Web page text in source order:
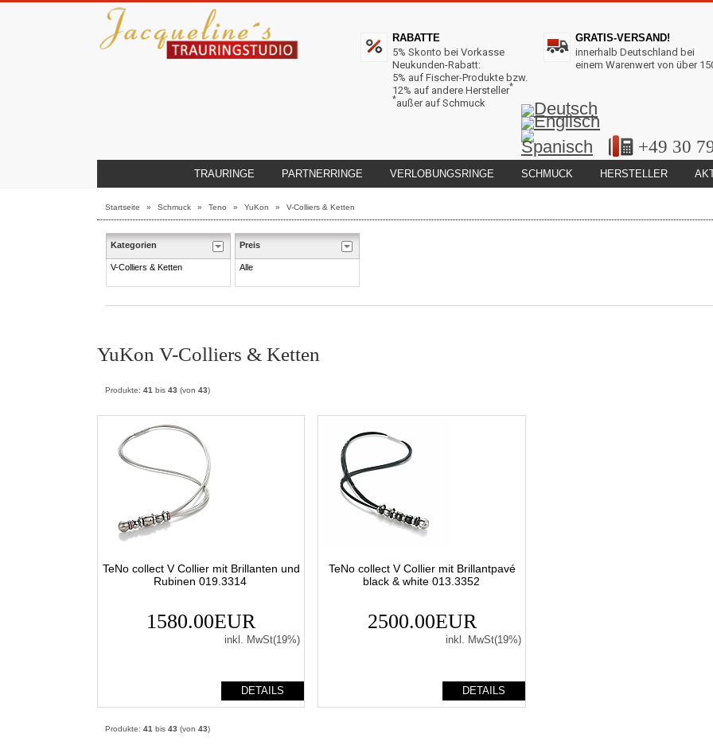
RABATTE
5% Skonto bei Vorkasse
Neukunden-Rabatt:
5% auf Fischer-Produkte bzw.
12% auf andere Hersteller*
*außer auf Schmuck
GRATIS-VERSAND!
innerhalb Deutschland bei
einem Warenwert von über
+49 30
TRAURINGE PARTNERRINGE VERLOBUNGSRINGE SCHMUCK HERSTELLER
Startseite » Schmuck » Teno » YuKon » V-Colliers & Ketten
Kategorien
V-Colliers & Ketten
Preis
Alle
YuKon V-Colliers & Ketten
Produkte: 41 bis 43 (von 43)
TeNo collect V Collier mit Brillanten und
Rubinen 019.3314
1580.00EUR
inkl. MwSt(19%)
DETAILS
TeNo collect V Collier mit Brillantpavé
black & white 013.3352
2500.00EUR
inkl. MwSt(19%)
DETAILS
Produkte: 41 bis 43 (von 43)